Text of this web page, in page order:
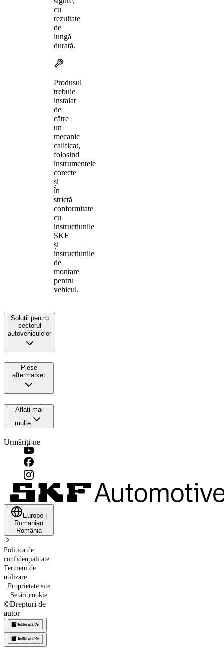
cu
rezultate
de
lungă
durată.
Produsul
trebuie
instalat
de
către
un
mecanic
calificat,
folosind
instrumentele
corecte
și
în
strictă
conformitate
cu
instrucțiunile
SKF
și
instrucțiunile
de
montare
pentru
vehicul.
Soluții pentru
sectorul
autovehiculelor
Piese
aftermarket
Aflați mai
multe
Urmăriți-ne
Europe
Romanian
România
Politica de
confidențialitate
Termeni de
utilizare
Proprietate site
Setări cookie
©Drepturi de
autor